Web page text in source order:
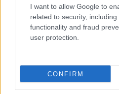
I want to allow Google to
related to security,
functionality and fraud
user protection.
CONFIRM
TINTA Könyvkiadó •2017. augusztus 22.
A betegségek olyan
eseményszámba mennek,
problematikus, rendkívüli
velük szembeni reakció is
való aktív, gyakorlati